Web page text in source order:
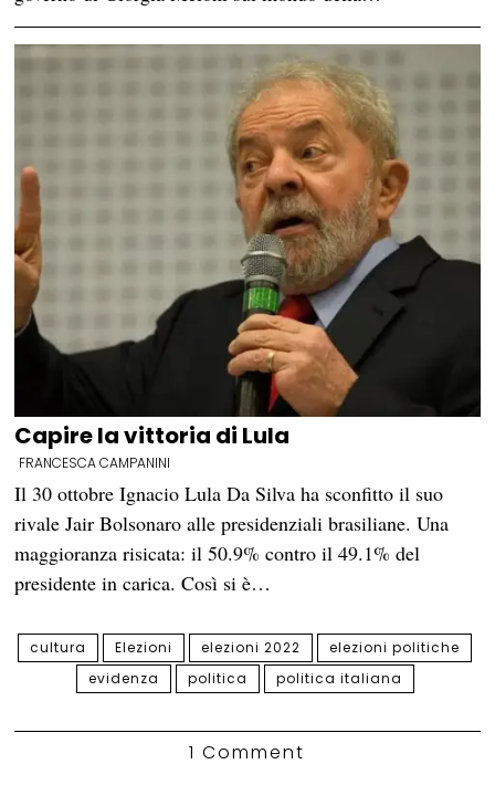
Capire la vittoria di Lula
FRANCESCA CAMPANINI
Il 30 ottobre Ignacio Lula Da Silva ha sconfitto il suo
rivale Jair Bolsonaro alle presidenziali brasiliane. Una
maggioranza risicata: il 50.9% contro il 49.1% del
presidente in carica. Così si è…
cultura Elezioni elezioni 2022
elezioni politiche
evidenza
politica politica italiana
1 Comment